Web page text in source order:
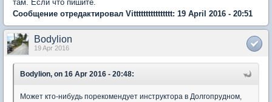
там. Если что пишите.
Сообщение отредактировал Vitttttttttttttttt: 19 April 2016 - 20:51
Bodylion
19 Apr 2016
Bodylion, on 16 Apr 2016 - 20:48:
Может кто-нибудь порекомендует инструктора в Долгопрудном,